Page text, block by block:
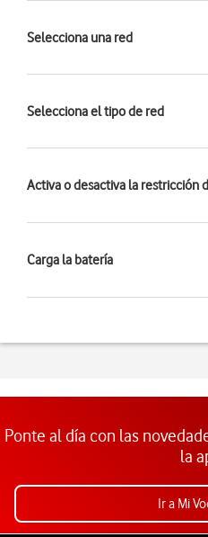
Selecciona una red
Selecciona el tipo de red
Activa o desactiva la restricción
Carga la batería
Ponte al día con las
la
Ir a Mi